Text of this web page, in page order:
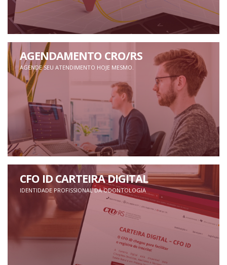
AGENDAMENTO CRO/RS
AGENDE SEU ATENDIMENTO HOJE MESMO.
CFO ID CARTEIRA DIGITAL
IDENTIDADE PROFISSIONAL DA ODONTOLOGIA